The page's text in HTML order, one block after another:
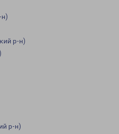
р-н)
р-н)